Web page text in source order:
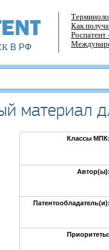
В РФ
Как
Роспатент
материал
Классы МПК:
Автор(ы):
Патентообладатель(и):
Приоритеты: